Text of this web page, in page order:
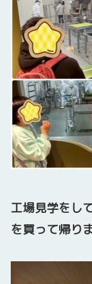
工場見学をし
を買って帰り